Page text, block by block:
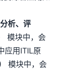
析、评
模块中，会
应用ITIL原
模块中，会